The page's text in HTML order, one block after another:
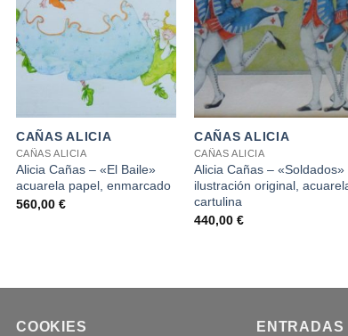
CAÑAS ALICIA
CAÑAS ALICIA
Alicia Cañas – «El Baile»
acuarela papel, enmarcado
560,00 €
+
CAÑAS ALICIA
CAÑAS ALICIA
Alicia Cañas – «Soldados»
ilustración original,
cartulina
440,00 €
COOKIES ENTRADAS